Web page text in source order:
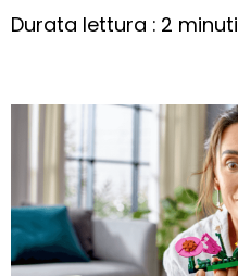
Durata lettura : 2 minuti